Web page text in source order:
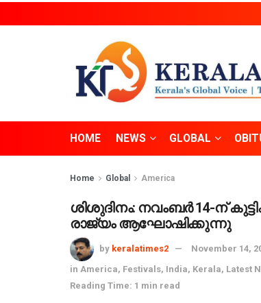
HOME NEWS GLOBAL
Home Global America
ശിശുദിനം: നവംബർ 14-ന്
രാജ്യം ആഘോഷിക്കുന്നു
by keralatimes2 November 14,
in America, Festivals, India, Kerala, Latest
Reading Time: 1 min read